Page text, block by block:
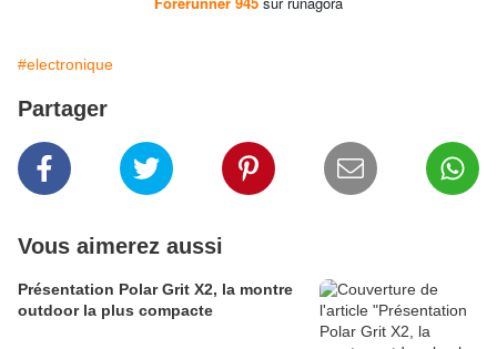
#electronique
Partager
Vous aimerez aussi
Présentation Polar Grit X2, la montre
outdoor la plus compacte